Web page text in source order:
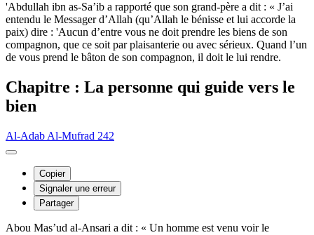
'Abdullah ibn as-Sa’ib a rapporté que son grand-père a dit : « J’ai
entendu le Messager d’Allah (qu’Allah le bénisse et lui accorde la
paix) dire : 'Aucun d’entre vous ne doit prendre les biens de son
compagnon, que ce soit par plaisanterie ou avec sérieux. Quand l’un
de vous prend le bâton de son compagnon, il doit le lui rendre.
Chapitre : La personne qui guide vers le
bien
Al-Adab Al-Mufrad 242
Copier
Signaler une erreur
Partager
Abou Mas’ud al-Ansari a dit : « Un homme est venu voir le